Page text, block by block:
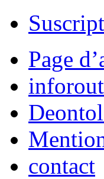
Page
contact